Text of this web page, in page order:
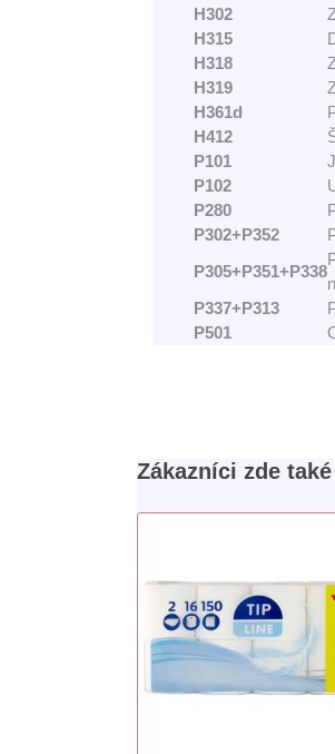
H302
H315
H318
H319
H361d
H412
P101
P102
P280
P302+P352
P305+P351+P338
P337+P313
P501
Zákazníci zde